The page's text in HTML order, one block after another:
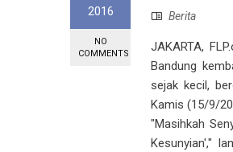
2016
NO
COMMENTS
Berita
JAKARTA,
Bandung
sejak kecil,
Kamis (15/9/
"Masihkah
Kesunyian',"